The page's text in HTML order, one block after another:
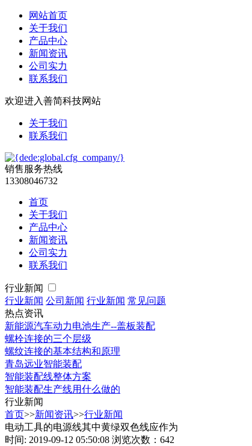
网站首页
关于我们
产品中心
新闻资讯
公司实力
联系我们
欢迎进入善简科技网站
关于我们
联系我们
销售服务热线
13308046732
首页
关于我们
产品中心
新闻资讯
公司实力
联系我们
行业新闻
行业新闻 公司新闻 行业新闻 常见问题
热点资讯
新能源汽车动力电池生产--盖板装配
螺栓连接的三个层级
螺纹连接的基本结构和原理
青岛远业智能装配
智能装配线整体方案
智能装配生产线用什么做的
行业新闻
首页>>新闻资讯>>行业新闻
电动工具的电源线其中黄绿双色线应作为
时间: 2019-09-12 05:50:08 浏览次数：642